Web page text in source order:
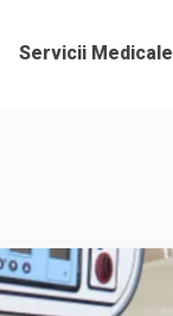
Servicii Medicale